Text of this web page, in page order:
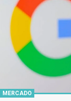
MERCADO